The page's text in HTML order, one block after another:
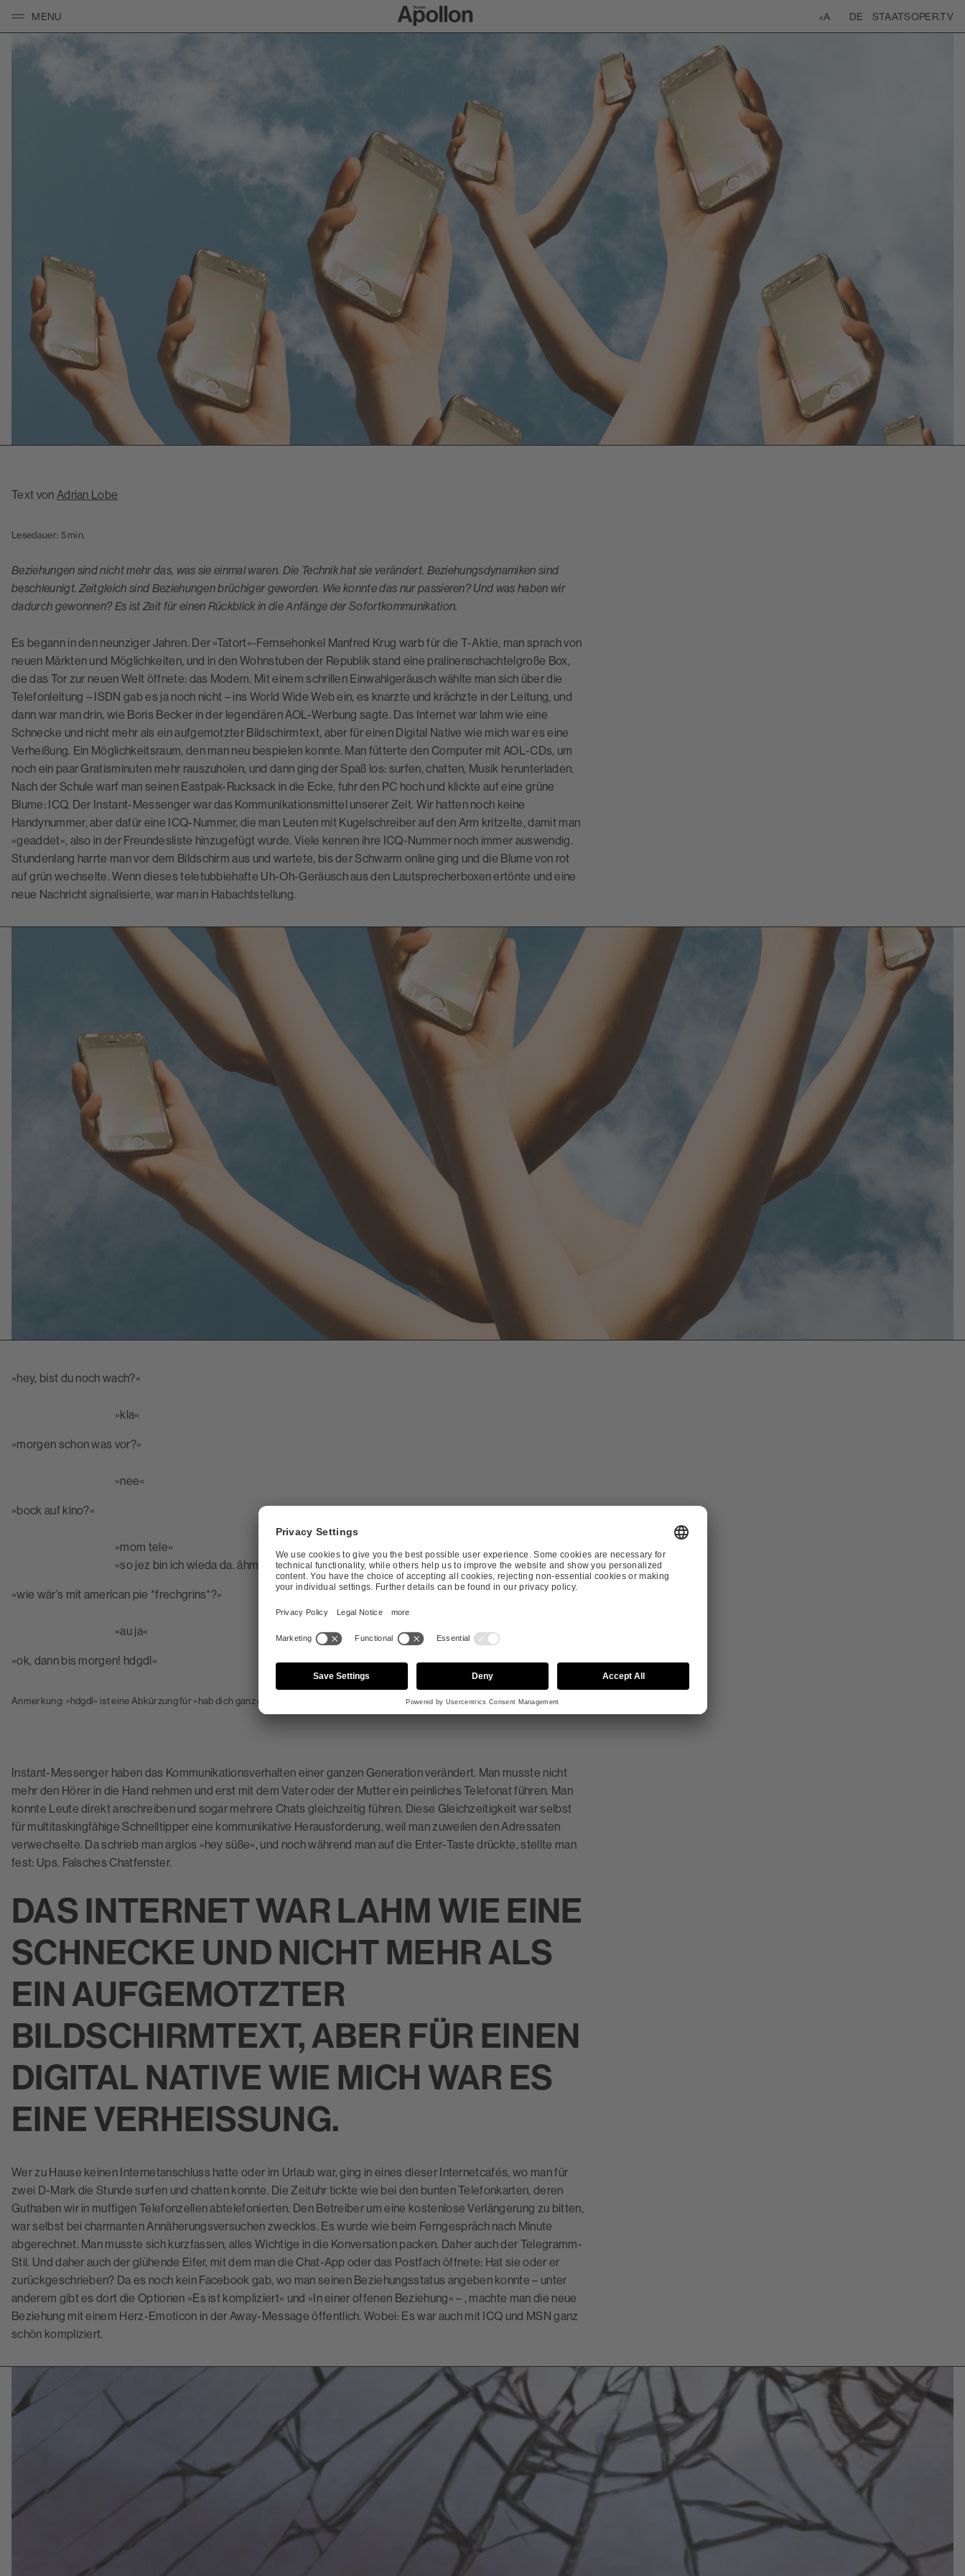
MENU DE STAATSOPER.TV
Text von Adrian Lobe
Lesedauer: 5 min.
Beziehungen sind nicht mehr das, was sie einmal waren. Die Technik hat sie verändert. Beziehungs­dynamiken sind
beschleunigt. Zeitgleich sind Beziehungen brüchiger geworden. Wie konnte das nur passieren? Und was haben wir
dadurch gewonnen? Es ist Zeit für einen Rückblick in die Anfänge der Sofortkommunikation.
Es begann in den neunziger Jahren. Der »Tatort«-Fernsehonkel Manfred Krug warb für die T-Aktie, man sprach von
neuen Märkten und Möglichkeiten, und in den Wohnstuben der Republik stand eine pralinenschachtelgroße Box,
die das Tor zur neuen Welt öffnete: das Modem. Mit einem schrillen Einwahlgeräusch wählte man sich über die
Telefonleitung – ISDN gab es ja noch nicht – ins World Wide Web ein, es knarzte und krächzte in der Leitung, und
dann war man drin, wie Boris Becker in der legendären AOL-Werbung sagte. Das Internet war lahm wie eine
Schnecke und nicht mehr als ein aufgemotzter Bildschirmtext, aber für einen Digital Native wie mich war es eine
Verheißung. Ein Möglichkeitsraum, den man neu bespielen konnte. Man fütterte den Computer mit AOL-CDs, um
noch ein paar Gratisminuten mehr rauszuholen, und dann ging der Spaß los: surfen, chatten, Musik herunterladen.
Nach der Schule warf man seinen Eastpak-Rucksack in die Ecke, fuhr den PC hoch und klickte auf eine grüne
Blume: ICQ. Der Instant-Messenger war das Kommunikationsmittel unserer Zeit. Wir hatten noch keine
Handynummer, aber dafür eine ICQ-Nummer, die man Leuten mit Kugelschreiber auf den Arm kritzelte, damit man
»geaddet«, also in der Freundesliste hinzugefügt wurde. Viele kennen ihre ICQ-Nummer noch immer auswendig.
Stundenlang harrte man vor dem Bildschirm aus und wartete, bis der Schwarm online ging und die Blume von rot
auf grün wechselte. Wenn dieses teletubbiehafte Uh-Oh-Geräusch aus den Lautsprecherboxen ertönte und eine
neue Nachricht signalisierte, war man in Habachtstellung.
»hey, bist du noch wach?«
»kla«
»morgen schon was vor?«
»nee«
»bock auf kino?«
»mom tele«
»so jez bin ich wieda da. ähm, ja gerne, hab noch nix vor«
»wie wär’s mit american pie *frechgrins*?«
»au ja«
»ok, dann bis morgen! hdgdl«
Anmerkung: »hdgdl« ist eine Abkürzung für »hab dich ganz doll lieb«.
Instant-Messenger haben das Kommunikationsverhalten einer ganzen Generation verändert. Man musste nicht
mehr den Hörer in die Hand nehmen und erst mit dem Vater oder der Mutter ein peinliches Telefonat führen. Man
konnte Leute direkt anschreiben und sogar mehrere Chats gleichzeitig führen. Diese Gleichzeitigkeit war selbst
für multitaskingfähige Schnelltipper eine kommunikative Herausforderung, weil man zuweilen den Adressaten
verwechselte. Da schrieb man arglos »hey süße«, und noch während man auf die Enter-Taste drückte, stellte man
fest: Ups. Falsches Chatfenster.
DAS INTERNET WAR LAHM WIE EINE
SCHNECKE UND NICHT MEHR ALS
EIN AUFGEMOTZTER
BILDSCHIRMTEXT, ABER FÜR EINEN
DIGITAL NATIVE WIE MICH WAR ES
EINE VERHEISSUNG.
Wer zu Hause keinen Internetanschluss hatte oder im Urlaub war, ging in eines dieser Internetcafés, wo man für
zwei D-Mark die Stunde surfen und chatten konnte. Die Zeituhr tickte wie bei den bunten Telefonkarten, deren
Guthaben wir in muffigen Telefonzellen abtelefonierten. Den Betreiber um eine kostenlose Verlängerung zu bitten,
war selbst bei charmanten Annäherungsversuchen zwecklos. Es wurde wie beim Ferngespräch nach Minute
abgerechnet. Man musste sich kurzfassen, alles Wichtige in die Konversation packen. Daher auch der Telegramm-
Stil. Und daher auch der glühende Eifer, mit dem man die Chat-App oder das Postfach öffnete: Hat sie oder er
zurückgeschrieben? Da es noch kein Facebook gab, wo man seinen Beziehungsstatus angeben konnte – unter
anderem gibt es dort die Optionen »Es ist kompliziert« und »In einer offenen Beziehung« – , machte man die neue
Beziehung mit einem Herz-Emoticon in der Away-Message öffentlich. Wobei: Es war auch mit ICQ und MSN ganz
schön kompliziert.